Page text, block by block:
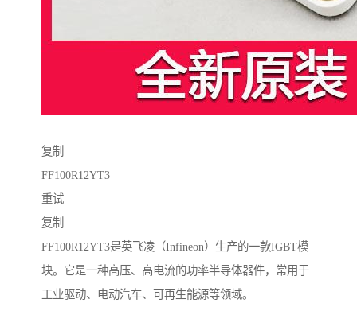
复制
FF100R12YT3
重试
复制
FF100R12YT3是英飞凌（Infineon）生产的一款IGBT模
块。它是一种高压、高电流的功率半导体器件，常用于
工业驱动、电动汽车、可再生能源等领域。